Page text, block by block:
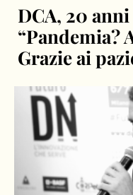
DCA, 20
“Pandemia?
Grazie ai